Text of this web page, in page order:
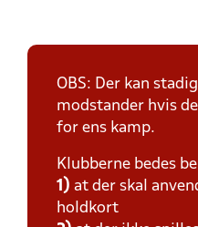
OBS: Der kan
modstander hvis
for ens kamp.
Klubberne bedes
1) at der skal
holdkort